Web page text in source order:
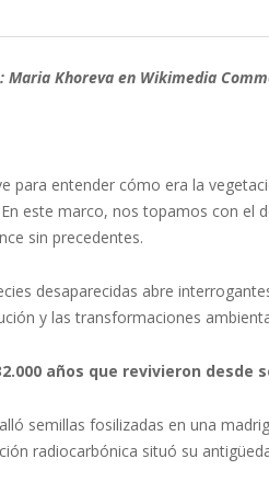
Khoreva en Wikimedia
para entender cómo era la
este marco, nos topamos con el
sin precedentes.
desaparecidas abre
y las transformaciones
años que revivieron desde
semillas fosilizadas en una
radiocarbónica situó su